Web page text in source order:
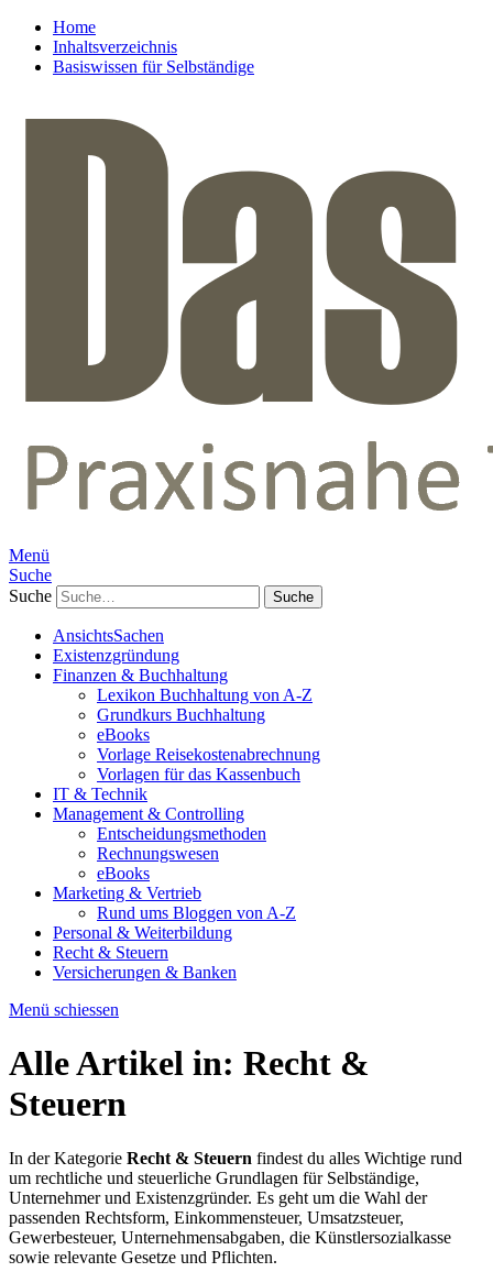
Home
Inhaltsverzeichnis
Basiswissen für Selbständige
Menü
Suche
Suche
AnsichtsSachen
Existenzgründung
Finanzen & Buchhaltung
Lexikon Buchhaltung von A-Z
Grundkurs Buchhaltung
eBooks
Vorlage Reisekostenabrechnung
Vorlagen für das Kassenbuch
IT & Technik
Management & Controlling
Entscheidungsmethoden
Rechnungswesen
eBooks
Marketing & Vertrieb
Rund ums Bloggen von A-Z
Personal & Weiterbildung
Recht & Steuern
Versicherungen & Banken
Menü schiessen
Alle Artikel in: Recht &
Steuern
In der Kategorie Recht & Steuern findest du alles Wichtige rund
um rechtliche und steuerliche Grundlagen für Selbständige,
Unternehmer und Existenzgründer. Es geht um die Wahl der
passenden Rechtsform, Einkommensteuer, Umsatzsteuer,
Gewerbesteuer, Unternehmensabgaben, die Künstlersozialkasse
sowie relevante Gesetze und Pflichten.